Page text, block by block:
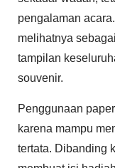
pengalaman
melihatnya
tampilan
souvenir.
Penggunaan
karena mampu
tertata. Dibanding